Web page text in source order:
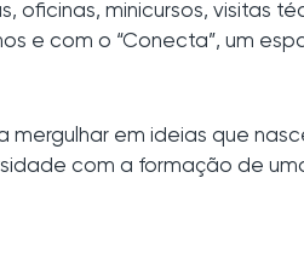
minicursos, visitas
e com o “Conecta”, um
em ideias que
com a formação de